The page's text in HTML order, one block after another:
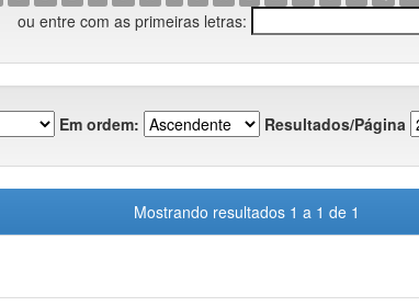
ou entre com as primeiras letras:
Em ordem: Resultados/Página
Mostrando resultados 1 a 1 de 1